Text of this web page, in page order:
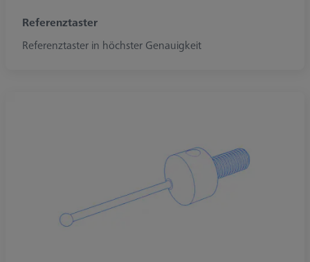
Referenztaster
Referenztaster in höchster Genauigkeit